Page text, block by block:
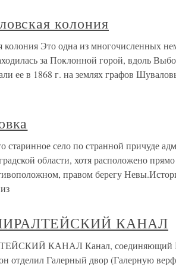
колония
колония Это одна из многочисленных
за Поклонной горой, вдоль
ее в 1868 г. на землях графов
старинное село по странной причуде
области, хотя расположено
правом берегу
КАНАЛ
КАНАЛ Канал, соединяющий
отделил Галерный двор (Галерную